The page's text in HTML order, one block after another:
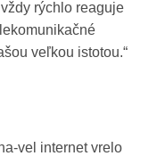
rýchlo reaguje
veľkou istotou.
ha-vel internet vrelo